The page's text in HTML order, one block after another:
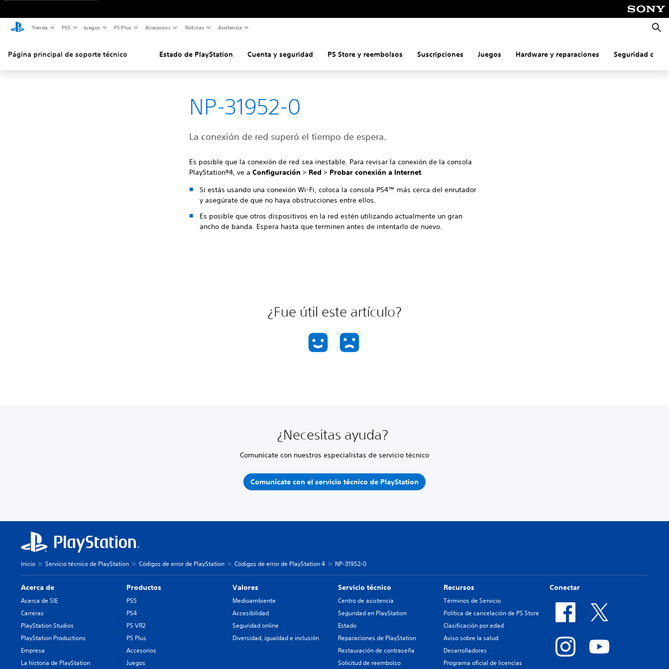
Tienda PS5 Juegos PS Plus Accesorios Noticias Asistencia
Página principal de soporte técnico Estado de PlayStation Cuenta y seguridad PS Store y reembolsos Suscripciones Juegos Hardware y reparaciones Seguridad
NP-31952-0
La conexión de red superó el tiempo de espera.
Es posible que la conexión de red sea inestable. Para revisar la conexión de la consola
PlayStation®4, ve aConfiguración > Red > Probar conexión a Internet.
Si estás usando una conexión Wi-Fi, coloca la consola PS4™ más cerca del enrutador
y asegúrate de que no haya obstrucciones entre ellos.
Es posible que otros dispositivos en la red estén utilizando actualmente un gran
ancho de banda. Espera hasta que terminen antes de intentarlo de nuevo.
¿Fue útil este artículo?
¿Necesitas ayuda?
Comunícate con nuestros especialistas de servicio técnico
Comunícate con el servicio técnico de PlayStation
Inicio Servicio técnico de PlayStation Códigos de error de PlayStation Códigos de error de PlayStation 4 NP-31952-0
Acerca de
Acerca de SIE
Carreras
PlayStation Studios
PlayStation Productions
Empresa
La historia de PlayStation
Productos
PS5
PS4
PS VR2
PS Plus
Accesorios
Juegos
Valores
Medioambiente
Accesibilidad
Seguridad online
Diversidad, igualdad e inclusión
Servicio técnico
Centro de asistencia
Seguridad en PlayStation
Estado
Reparaciones de PlayStation
Restauración de contraseña
Solicitud de reembolso
Recursos
Términos de Servicio
Política de cancelación de PS Store
Clasificación por edad
Aviso sobre la salud
Desarrolladores
Programa oficial de licencias
Conectar